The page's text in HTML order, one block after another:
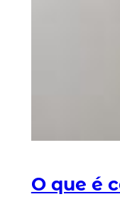
O que é